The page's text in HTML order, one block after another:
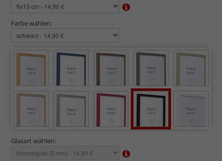
Farbe wählen:
Glasart wählen: